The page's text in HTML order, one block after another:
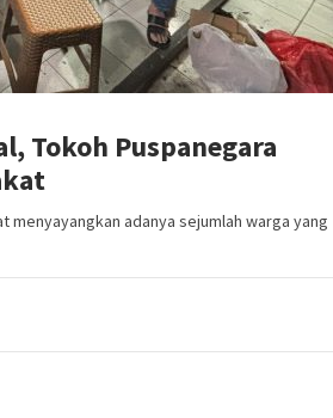
Tokoh Puspanegara
adanya sejumlah warga yang